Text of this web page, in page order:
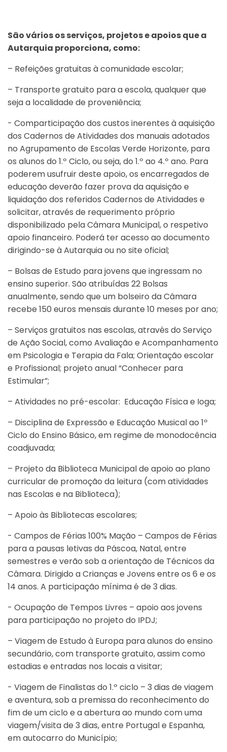
São vários os serviços, projetos e apoios que a
Autarquia proporciona, como:
– Refeições gratuitas à comunidade escolar;
– Transporte gratuito para a escola, qualquer que
seja a localidade de proveniência;
- Comparticipação dos custos inerentes à aquisição
dos Cadernos de Atividades dos manuais adotados
no Agrupamento de Escolas Verde Horizonte, para
os alunos do 1.º Ciclo, ou seja, do 1.º ao 4.º ano. Para
poderem usufruir deste apoio, os encarregados de
educação deverão fazer prova da aquisição e
liquidação dos referidos Cadernos de Atividades e
solicitar, através de requerimento próprio
disponibilizado pela Câmara Municipal, o respetivo
apoio financeiro. Poderá ter acesso ao documento
dirigindo-se à Autarquia ou no site oficial;
– Bolsas de Estudo para jovens que ingressam no
ensino superior. São atribuídas 22 Bolsas
anualmente, sendo que um bolseiro da Câmara
recebe 150 euros mensais durante 10 meses por ano;
– Serviços gratuitos nas escolas, através do Serviço
de Ação Social, como Avaliação e Acompanhamento
em Psicologia e Terapia da Fala; Orientação escolar
e Profissional; projeto anual “Conhecer para
Estimular”;
– Atividades no pré-escolar: Educação Física e Ioga;
– Disciplina de Expressão e Educação Musical ao 1º
Ciclo do Ensino Básico, em regime de monodocência
coadjuvada;
– Projeto da Biblioteca Municipal de apoio ao plano
curricular de promoção da leitura (com atividades
nas Escolas e na Biblioteca);
– Apoio às Bibliotecas escolares;
- Campos de Férias 100% Mação – Campos de Férias
para a pausas letivas da Páscoa, Natal, entre
semestres e verão sob a orientação de Técnicos da
Câmara. Dirigido a Crianças e Jovens entre os 6 e os
14 anos. A participação mínima é de 3 dias.
- Ocupação de Tempos Livres – apoio aos jovens
para participação no projeto do IPDJ;
– Viagem de Estudo à Europa para alunos do ensino
secundário, com transporte gratuito, assim como
estadias e entradas nos locais a visitar;
- Viagem de Finalistas do 1.º ciclo – 3 dias de viagem
e aventura, sob a premissa do reconhecimento do
fim de um ciclo e a abertura ao mundo com uma
viagem/visita de 3 dias, entre Portugal e Espanha,
em autocarro do Município;